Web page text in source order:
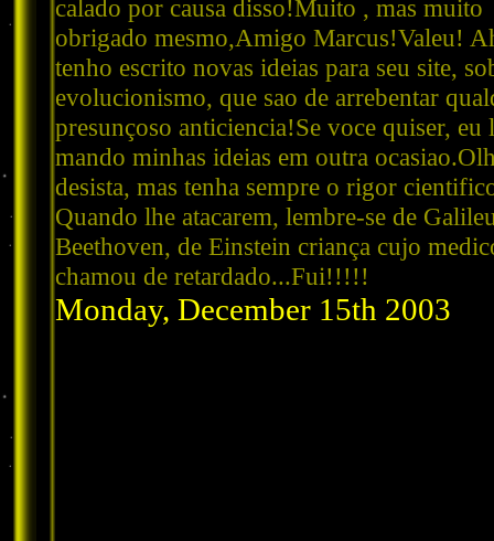
calado por causa disso!Muito , mas muito
obrigado mesmo,Amigo Marcus!Valeu!
tenho escrito novas ideias para seu site,
evolucionismo, que sao de arrebentar
presunçoso anticiencia!Se voce quiser, eu
mando minhas ideias em outra
desista, mas tenha sempre o rigor
Quando lhe atacarem, lembre-se de
Beethoven, de Einstein criança cujo
chamou de retardado...Fui!!!!!
Monday, December 15th 2003